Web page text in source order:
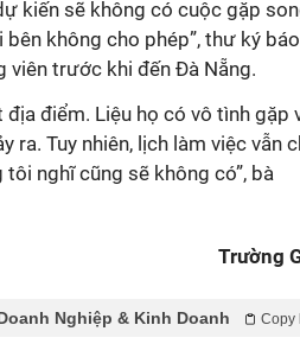
kiến sẽ không có cuộc gặp
không cho phép”, thư ký
viên trước khi đến Đà Nẵng.
điểm. Liệu họ có vô tình gặp
ra. Tuy nhiên, lịch làm việc vẫn
nghĩ cũng sẽ không có”, bà
Trường
Nghiệp & Kinh Doanh Copy